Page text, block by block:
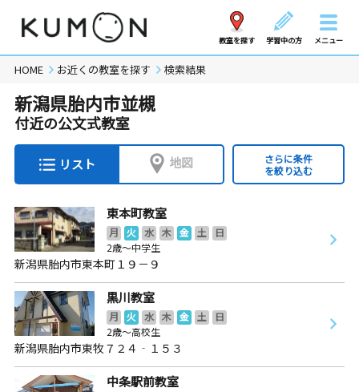
教室を探す 学習中の方 メニュー
HOME お近くの教室を探す 検索結果
新潟県胎内市並槻
付近の公文式教室
リスト 地図
さらに条件
を絞り込む
東本町教室
月 火 水 木 金 土
日
2歳～中学生
新潟県胎内市東本町１９－９
黒川教室
月 火 水 木 金 土
日
2歳～高校生
新潟県胎内市東牧７２４‐１５３
中条駅前教室